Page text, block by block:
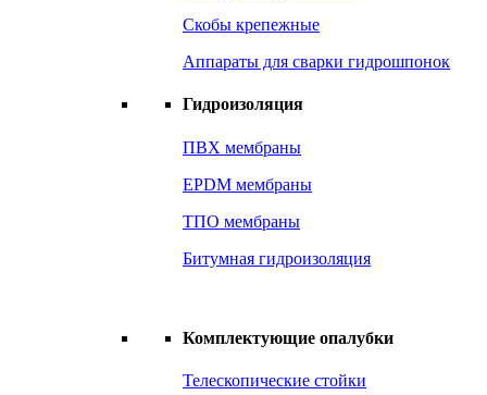
Скобы крепежные
Аппараты для сварки гидрошпонок
Гидроизоляция
ПВХ мембраны
EPDM мембраны
ТПО мембраны
Битумная гидроизоляция
Комплектующие опалубки
Телескопические стойки